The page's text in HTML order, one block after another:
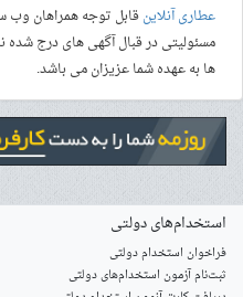
عطاری آنلاینقابل توجه همراهان وب
مسئولیتی در قبال آگهی های درج
ها به عهده شما عزیزان می باشد.
استخدام‌های دولتی
فراخوان استخدام دولتی
ثبت‌نام آزمون‌ استخدام‌های دولتی